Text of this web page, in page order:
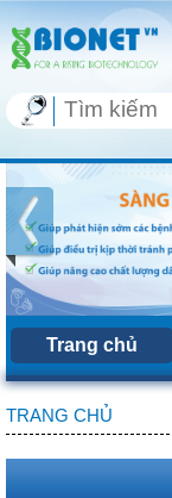
Trang chủ
TRANG CHỦ